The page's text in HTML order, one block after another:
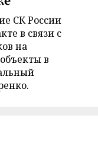
СК России
в связи с
на
в